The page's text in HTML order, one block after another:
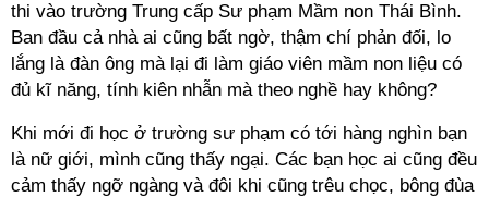
thi vào trường Trung cấp Sư phạm Mầm non Thái Bình.
Ban đầu cả nhà ai cũng bất ngờ, thậm chí phản đối, lo
lắng là đàn ông mà lại đi làm giáo viên mầm non liệu có
đủ kĩ năng, tính kiên nhẫn mà theo nghề hay không?
Khi mới đi học ở trường sư phạm có tới hàng nghìn bạn
là nữ giới, mình cũng thấy ngại. Các bạn học ai cũng đều
cảm thấy ngỡ ngàng và đôi khi cũng trêu chọc, bông đùa